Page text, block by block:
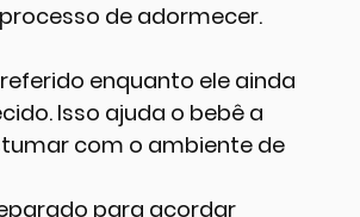
de adormecer.
enquanto ele ainda
Isso ajuda o bebê a
com o ambiente de
para acordar